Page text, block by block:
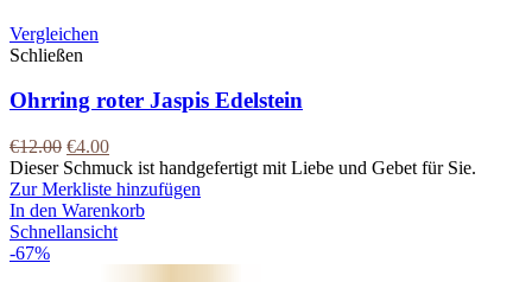
Vergleichen
Schließen
Ohrring roter Jaspis Edelstein
€12.00 €4.00
Dieser Schmuck ist handgefertigt mit Liebe und Gebet für Sie.
Zur Merkliste hinzufügen
In den Warenkorb
Schnellansicht
-67%